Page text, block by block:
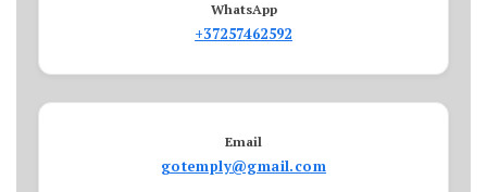
WhatsApp
+37257462592
Email
gotemply@gmail.com